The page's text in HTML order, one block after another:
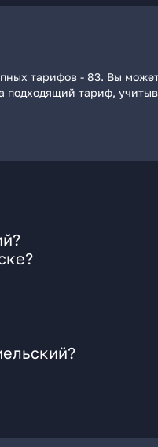
тарифов - 83. Вы
подходящий тариф,